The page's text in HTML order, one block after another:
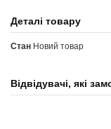
Деталі товару
Стан Новий товар
Відвідувачі, які